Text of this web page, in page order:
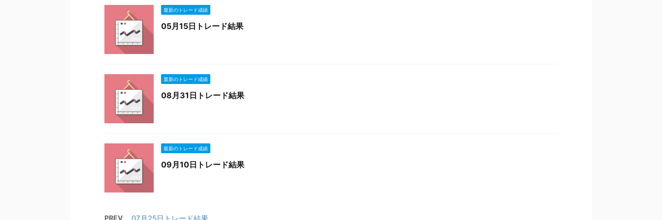
最新のトレード成績
05月15日トレード結果
最新のトレード成績
08月31日トレード結果
最新のトレード成績
09月10日トレード結果
PREV 07月25日トレード結果